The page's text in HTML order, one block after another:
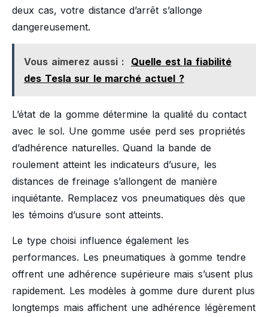
deux cas, votre distance d’arrêt s’allonge
dangereusement.
Vous aimerez aussi :
Quelle est la fiabilité
des Tesla sur le marché actuel ?
L’état de la gomme détermine la qualité du contact
avec le sol. Une gomme usée perd ses propriétés
d’adhérence naturelles. Quand la bande de
roulement atteint les indicateurs d’usure, les
distances de freinage s’allongent de manière
inquiétante. Remplacez vos pneumatiques dès que
les témoins d’usure sont atteints.
Le type choisi influence également les
performances. Les pneumatiques à gomme tendre
offrent une adhérence supérieure mais s’usent plus
rapidement. Les modèles à gomme dure durent plus
longtemps mais affichent une adhérence légèrement